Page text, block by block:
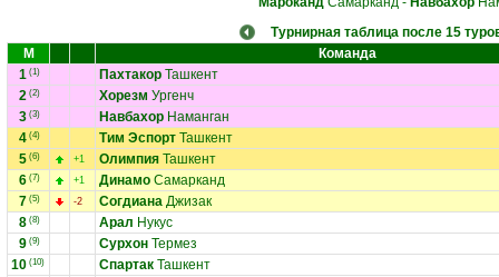
Турнирная таблица после 15
М
Команда
1 (1) Пахтакор Ташкент
2 (2) Хорезм Ургенч
3 (3) Навбахор Наманган
4 (4) Тим Эспорт Ташкент
5 (6) +1 Олимпия Ташкент
6 (7) +1 Динамо Самарканд
7 (5) -2 Согдиана Джизак
8 (8) Арал Нукус
9 (9) Сурхон Термез
10 (10) Спартак Ташкент